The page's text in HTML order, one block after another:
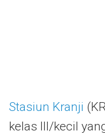
Stasiun Kranji
kelas III/kecil